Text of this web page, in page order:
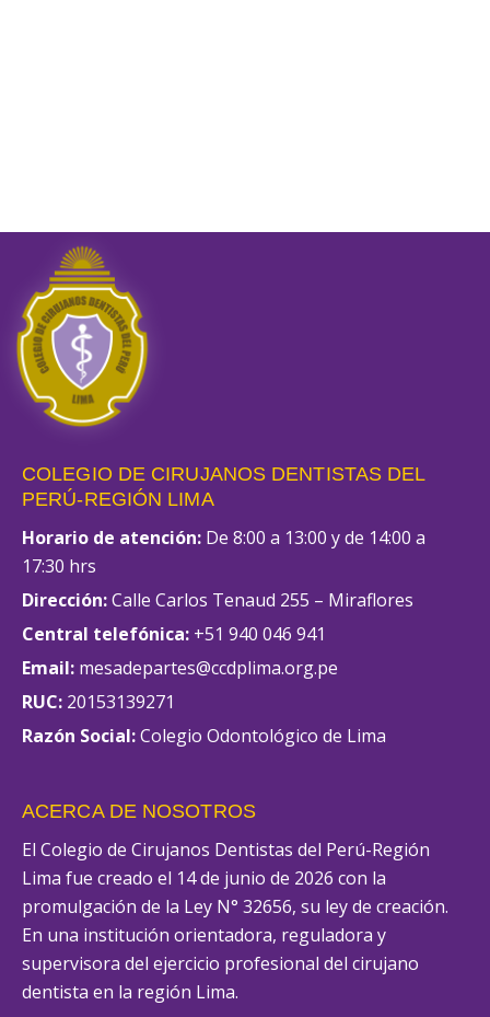
COLEGIO DE CIRUJANOS DENTISTAS DEL
PERÚ-REGIÓN LIMA
Horario de atención: De 8:00 a 13:00 y de 14:00 a
17:30 hrs
Dirección:Calle Carlos Tenaud 255 – Miraflores
Central telefónica: +51 940 046 941
Email: mesadepartes@ccdplima.org.pe
RUC: 20153139271
Razón Social:Colegio Odontológico de Lima
ACERCA DE NOSOTROS
El Colegio de Cirujanos Dentistas del Perú-Región
Lima fue creado el 14 de junio de 2026 con la
promulgación de la Ley N° 32656, su ley de creación.
En una institución orientadora, reguladora y
supervisora del ejercicio profesional del cirujano
dentista en la región Lima.